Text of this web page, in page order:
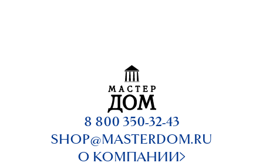
8 800 350-32-43
SHOP@MASTERDOM.RU
О КОМПАНИИ